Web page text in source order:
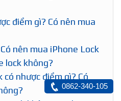
điểm gì? Có nên mua
nên mua iPhone Lock
lock không?
nhược điểm gì? Có
0862-340-105